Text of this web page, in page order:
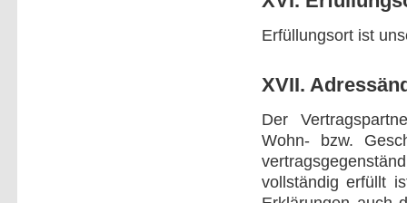
Erfüllungsort ist
XVII.
Der
Wohn- bzw.
vollständig erfüllt